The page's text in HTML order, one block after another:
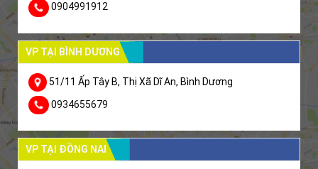
0904991912
VP TẠI BÌNH DƯƠNG
51/11 Ấp Tây B, Thị Xã Dĩ An, Bình Dương
0934655679
VP TẠI ĐỒNG NAI